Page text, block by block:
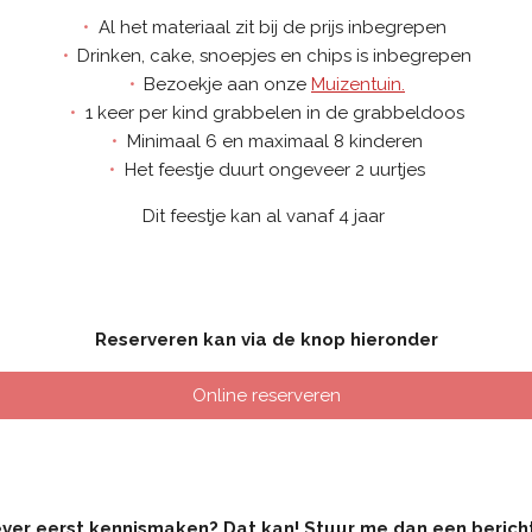
Al het materiaal zit bij de prijs inbegrepen
Drinken, cake, snoepjes en chips is inbegrepen
Bezoekje aan onze Muizentuin.
1 keer per kind grabbelen in de grabbeldoos
Minimaal 6 en maximaal 8 kinderen
Het feestje duurt ongeveer 2 uurtjes
Dit feestje kan al vanaf 4 jaar
Reserveren kan via de knop hieronder
Online reserveren